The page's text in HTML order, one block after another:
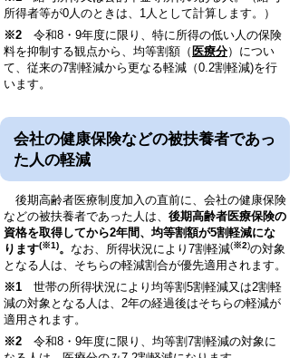
所得者等が0人のときは、1人として計算します。）
※2 令和8・9年度に限り、特に所得の低い人の保険
料を抑制する観点から、均等割額（ 医療分）につい
て、従来の7割軽減から更なる軽減（0.2割軽減)を行
います。
会社の健康保険などの被扶養者であっ
た人の軽減
後期高齢者医療制度加入の直前に、会社の健康保険
などの被扶養者であった人は、 後期高齢者医療保険の
資格を取得してから2年間、均等割額が5割軽減にな
ります(※1)。 なお、所得状況により7割軽減(※2)の対象
となる人は、そちらの軽減割合が優先適用されます。
※1 世帯の所得状況により均等割5割軽減又は2割軽
減の対象となる人は、2年の経過後はそちらの軽減が
適用されます。
※2 令和8・9年度に限り、均等割7割軽減の対象に